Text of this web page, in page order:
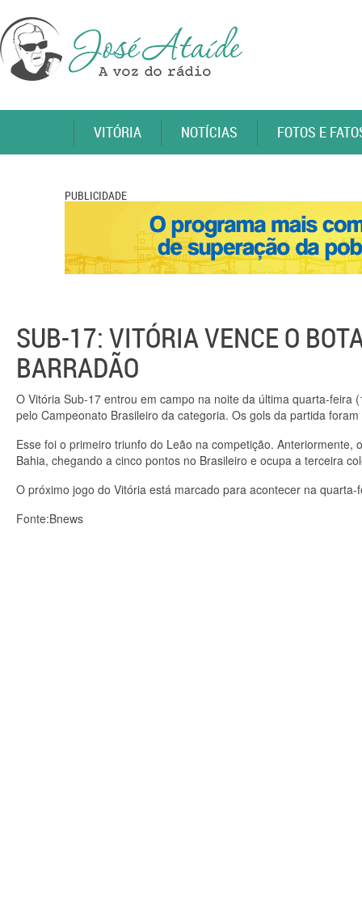
VITÓRIA NOTÍCIAS FOTOS E
PUBLICIDADE
SUB-17: VITÓRIA VENCE O
BARRADÃO
O Vitória Sub-17 entrou em campo na noite da última quarta-
pelo Campeonato Brasileiro da categoria. Os gols da partida
Esse foi o primeiro triunfo do Leão na competição.
Bahia, chegando a cinco pontos no Brasileiro e ocupa a terceira
O próximo jogo do Vitória está marcado para acontecer na
Fonte:Bnews